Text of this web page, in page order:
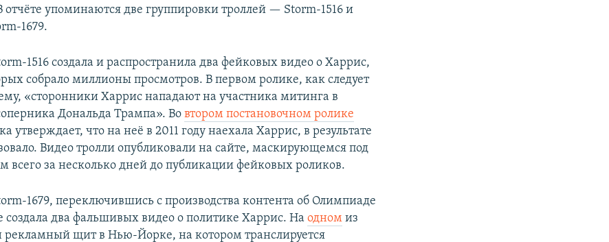
упоминаются две группировки троллей — Storm-1516 и
1679.
1516 создала и распространила два фейковых видео о Харрис,
собрало миллионы просмотров. В первом ролике, как следует
«сторонники Харрис нападают на участника митинга в
Дональда Трампа». Вовтором постановочном ролике
утверждает, что на неё в 2011 году наехала Харрис, в результате
Видео тролли опубликовали на сайте, маскирующемся под
всего за несколько дней до публикации фейковых роликов.
1679, переключившись с производства контента об Олимпиаде
два фальшивых видео о политике Харрис. Наодном из
щит в Нью-Йорке, на котором транслируется